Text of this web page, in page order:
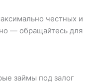
честных и
— обращайтесь для
займы под залог